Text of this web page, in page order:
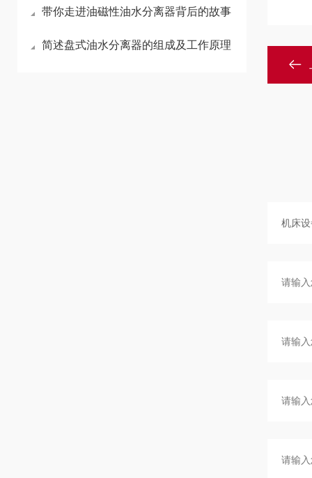
带你走进油磁性油水分离器背后的故事
简述盘式油水分离器的组成及工作原理